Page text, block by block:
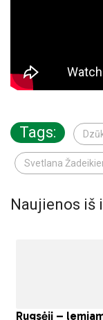
Tags:
Svetlana
Naujienos iš